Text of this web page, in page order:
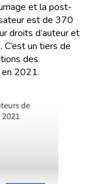
et la post-
est de 370
droits d’auteur et
un tiers de
des
2021.